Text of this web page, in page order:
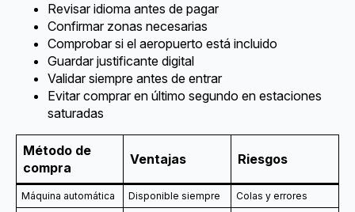
Revisar idioma antes de pagar
Confirmar zonas necesarias
Comprobar si el aeropuerto está incluido
Guardar justificante digital
Validar siempre antes de entrar
Evitar comprar en último segundo en estaciones
saturadas
Método de
compra
Ventajas Riesgos
Máquina automática Disponible siempre
Colas y errores